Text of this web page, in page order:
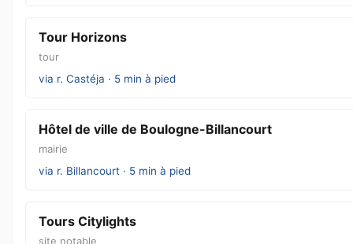
Tour Horizons
tour
via r. Castéja · 5 min à pied
Hôtel de ville de Boulogne-Billancourt
mairie
via r. Billancourt · 5 min à pied
Tours Citylights
site notable